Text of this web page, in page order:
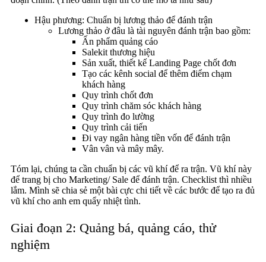
Hậu phương: Chuẩn bị lương thảo để đánh trận
Lương thảo ở đâu là tài nguyên đánh trận bao gồm:
Ấn phẩm quảng cáo
Salekit thương hiệu
Sản xuất, thiết kế Landing Page chốt đơn
Tạo các kênh social để thêm điểm chạm
khách hàng
Quy trình chốt đơn
Quy trình chăm sóc khách hàng
Quy trình đo lường
Quy trình cải tiến
Đi vay ngân hàng tiền vốn để đánh trận
Vân vân và mây mây.
Tóm lại, chúng ta cần chuẩn bị các vũ khí để ra trận. Vũ khí này
để trang bị cho Marketing/ Sale để đánh trận. Checklist thì nhiều
lắm. Mình sẽ chia sẻ một bài cực chi tiết về các bước để tạo ra đủ
vũ khí cho anh em quẩy nhiệt tình.
Giai đoạn 2: Quảng bá, quảng cáo, thử
nghiệm